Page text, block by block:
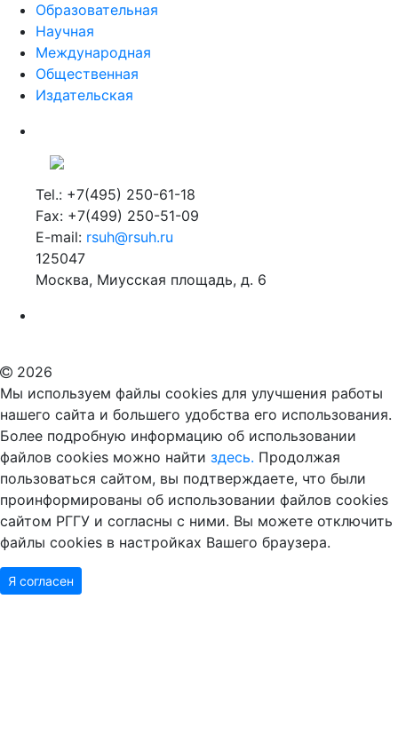
Образовательная
Научная
Международная
Общественная
Издательская
Tel.: +7(495) 250-61-18
Fax: +7(499) 250-51-09
E-mail: rsuh@rsuh.ru
125047
Москва, Миусская площадь, д. 6
2026
Мы используем файлы cookies для улучшения работы
нашего сайта и большего удобства его использования.
Более подробную информацию об использовании
файлов cookies можно найти здесь. Продолжая
пользоваться сайтом, вы подтверждаете, что были
проинформированы об использовании файлов cookies
сайтом РГГУ и согласны с ними. Вы можете отключить
файлы cookies в настройках Вашего браузера.
Я согласен